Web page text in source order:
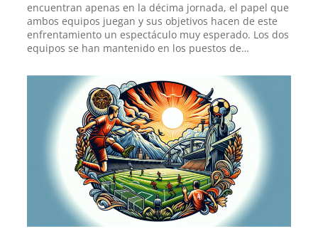
encuentran apenas en la décima jornada, el papel que
ambos equipos juegan y sus objetivos hacen de este
enfrentamiento un espectáculo muy esperado. Los dos
equipos se han mantenido en los puestos de…